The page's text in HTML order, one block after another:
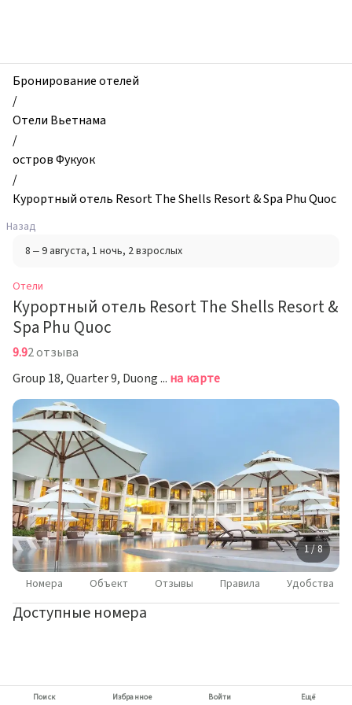
Курортный
отель
Resort
The
Shells
Resort
&
Spa
Phu
Quoc,
остров
Фукуок,
Вьетнам
Бронирование отелей
/
Отели Вьетнама
/
остров Фукуок
/
Курортный отель Resort The Shells Resort & Spa Phu Quoc
Назад
8 – 9 августа, 1 ночь, 2 взрослых
Отели
Курортный отель Resort The Shells Resort &
Spa Phu Quoc
9.92 отзыва
Group 18, Quarter 9, Duong Dong Ward, Kien Giang Province, Фукуок на карте
1 / 8
Номера Объект Отзывы Правила Удобства
Доступные номера
Поиск Избранное Войти Ещё